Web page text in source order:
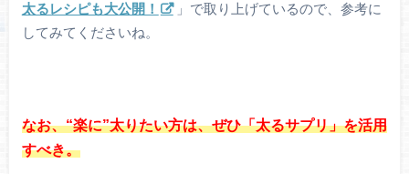
太るレシピも大公開！
」で取り上げているので、参考に
してみてくださいね。
なお、“楽に”太りたい方は、ぜひ「太るサプリ」を活用
すべき。